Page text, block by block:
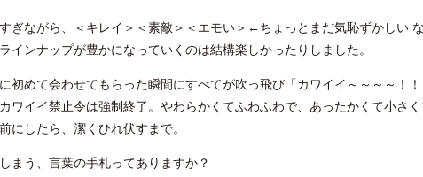
ぎながら、＜キレイ＞＜素敵＞＜エモい＞←ちょっとまだ気恥ずかしい
インナップが豊かになっていくのは結構楽しかったりしました。
初めて会わせてもらった瞬間にすべてが吹っ飛び「カワイイ～～～～！
ワイイ禁止令は強制終了。やわらかくてふわふわで、あったかくて小さ
にしたら、潔くひれ伏すまで。
まう、言葉の手札ってありますか？